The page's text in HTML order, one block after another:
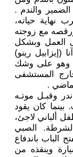
والندم .
نهاية حياته،
مع زوجته
العمل وبشكل
(إيزابيل رينو)
وهو على وشك
المستشفى
.
وقبـل موتـه
كان يقود
ألباني لاجئ،
الصبي
الباب باندفاع
وينقذه من